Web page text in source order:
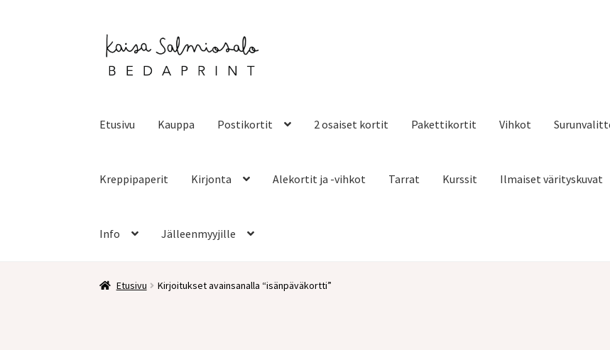
Siirry
navigointiin
Siirry
sisältöön
Etusivu Kauppa Postikortit 2 osaiset kortit Pakettikortit Vihkot
Kreppipaperit Kirjonta Alekortit ja -vihkot Tarrat Kurssit Ilmaiset värityskuvat
Info Jälleenmyyjille
Etusivu Kirjoitukset avainsanalla “isänpäväkortti”